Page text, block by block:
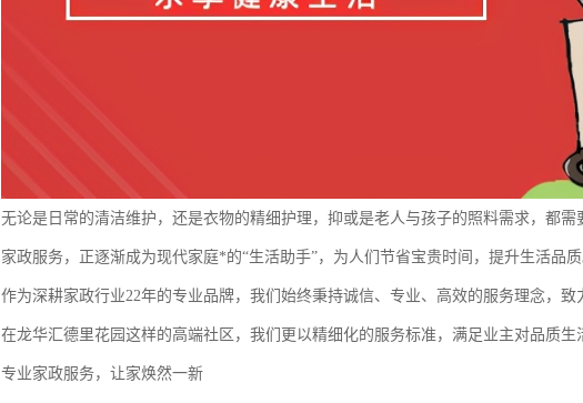
无论是日常的清洁维护，还是衣物的精细护理，抑或是老人与孩子的照料需求，都
家政服务，正逐渐成为现代家庭*的“生活助手”，为人们节省宝贵时间，提升生活品
作为深耕家政行业22年的专业品牌，我们始终秉持诚信、专业、高效的服务理念，
在龙华汇德里花园这样的高端社区，我们更以精细化的服务标准，满足业主对品质生
专业家政服务，让家焕然一新